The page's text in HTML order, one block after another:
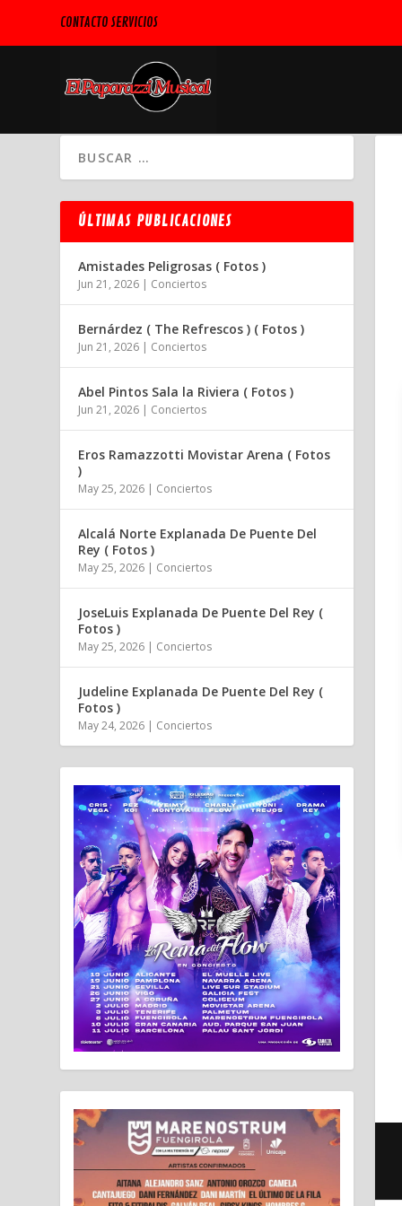
CONTACTO SERVICIOS
ÚLTIMAS PUBLICACIONES
Amistades Peligrosas ( Fotos )
Jun 21, 2026 | Conciertos
Bernárdez ( The Refrescos ) ( Fotos )
Jun 21, 2026 | Conciertos
Abel Pintos Sala la Riviera ( Fotos )
Jun 21, 2026 | Conciertos
Eros Ramazzotti Movistar Arena ( Fotos
)
May 25, 2026 | Conciertos
Alcalá Norte Explanada De Puente Del
Rey ( Fotos )
May 25, 2026 | Conciertos
JoseLuis Explanada De Puente Del Rey (
Fotos )
May 25, 2026 | Conciertos
Judeline Explanada De Puente Del Rey (
Fotos )
May 24, 2026 | Conciertos